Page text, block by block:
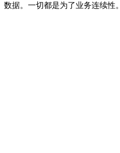
数据。一切都是为了业务连续性。